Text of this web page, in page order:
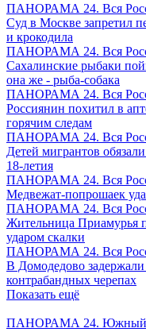
ПАНОРАМА 24. Вся
Суд в Москве запретил
и крокодила
ПАНОРАМА 24. Вся
Сахалинские рыбаки
она же - рыба-собака
ПАНОРАМА 24. Вся
Россиянин похитил в
горячим следам
ПАНОРАМА 24. Вся
Детей мигрантов
18-летия
ПАНОРАМА 24. Вся
Медвежат-попрошаек
ПАНОРАМА 24. Вся
Жительница Приамурья
ударом скалки
ПАНОРАМА 24. Вся
В Домодедово
контрабандных черепах
Показать ещё
ПАНОРАМА 24. Южный